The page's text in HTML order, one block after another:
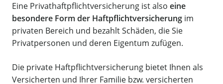
Eine Privathaftpflichtversicherung ist also eine
besondere Form der Haftpflichtversicherung im
privaten Bereich und bezahlt Schäden, die Sie
Privatpersonen und deren Eigentum zufügen.
Die private Haftpflichtversicherung bietet Ihnen als
Versicherten und Ihrer Familie bzw. versicherten